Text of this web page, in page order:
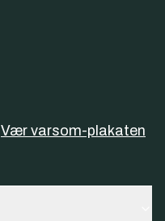
Vær varsom-plakaten